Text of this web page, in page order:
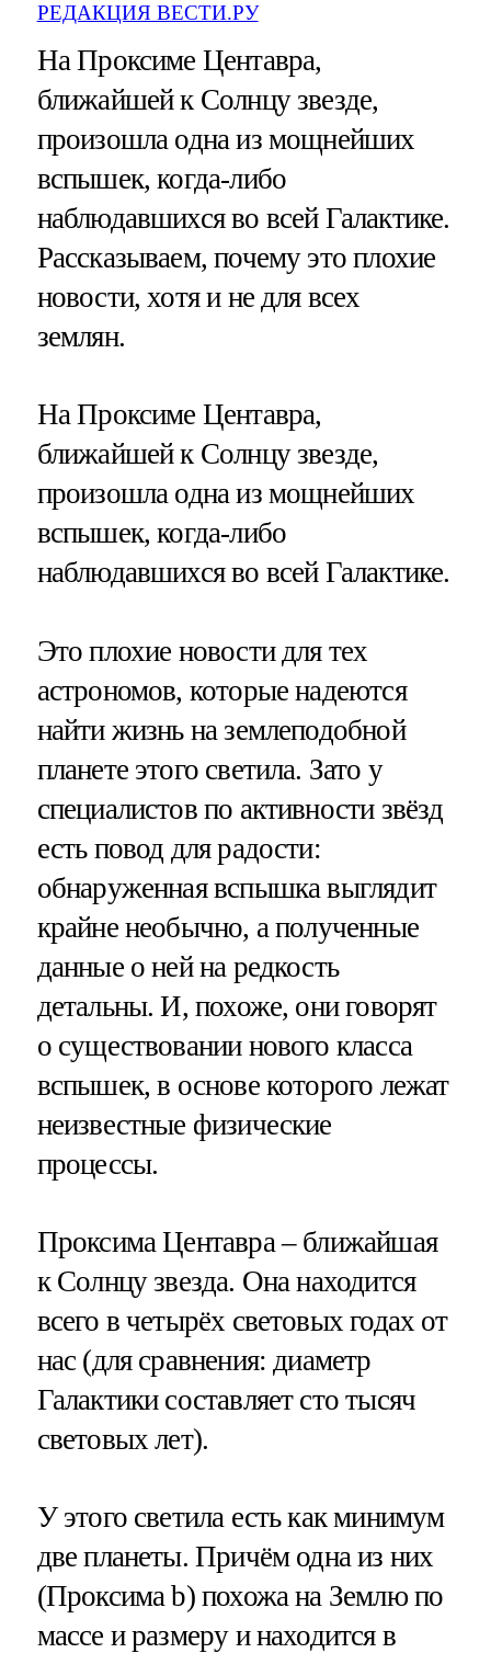
РЕДАКЦИЯ ВЕСТИ.РУ
На Проксиме Центавра,
ближайшей к Солнцу звезде,
произошла одна из мощнейших
вспышек, когда-либо
наблюдавшихся во всей Галактике.
Рассказываем, почему это плохие
новости, хотя и не для всех
землян.
На Проксиме Центавра,
ближайшей к Солнцу звезде,
произошла одна из мощнейших
вспышек, когда-либо
наблюдавшихся во всей Галактике.
Это плохие новости для тех
астрономов, которые надеются
найти жизнь на землеподобной
планете этого светила. Зато у
специалистов по активности звёзд
есть повод для радости:
обнаруженная вспышка выглядит
крайне необычно, а полученные
данные о ней на редкость
детальны. И, похоже, они говорят
о существовании нового класса
вспышек, в основе которого лежат
неизвестные физические
процессы.
Проксима Центавра – ближайшая
к Солнцу звезда. Она находится
всего в четырёх световых годах от
нас (для сравнения: диаметр
Галактики составляет сто тысяч
световых лет).
У этого светила есть как минимум
две планеты. Причём одна из них
(Проксима b) похожа на Землю по
массе и размеру и находится в